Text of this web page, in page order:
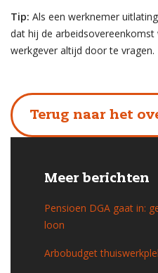
Tip: Als een werknemer
dat hij de arbeidsovereenkomst
werkgever altijd door te vragen.
Terug naar het
Meer berichten
Pensioen DGA gaat in:
loon
Arbobudget